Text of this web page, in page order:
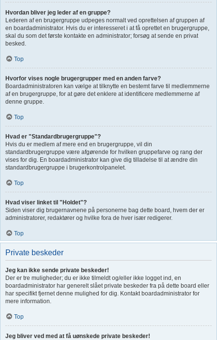
Hvordan bliver jeg leder af en gruppe?
Lederen af en brugergruppe udpeges normalt ved oprettelsen af gruppen af
en boardadministrator. Hvis du er interesseret i at få oprettet en brugergruppe,
skal du som det første kontakte en administrator; forsøg at sende en privat
besked.
Top
Hvorfor vises nogle brugergrupper med en anden farve?
Boardadministratoren kan vælge at tilknytte en bestemt farve til medlemmerne
af en brugergruppe, for at gøre det enklere at identificere medlemmerne af
denne gruppe.
Top
Hvad er "Standardbrugergruppe"?
Hvis du er medlem af mere end en brugergruppe, vil din
standardbrugergruppe være afgørende for hvilken gruppefarve og rang der
vises for dig. En boardadministrator kan give dig tilladelse til at ændre din
standardbrugergruppe i brugerkontrolpanelet.
Top
Hvad viser linket til "Holdet"?
Siden viser dig brugernavnene på personerne bag dette board, hvem der er
administratorer, redaktører og hvilke fora de hver især redigerer.
Top
Private beskeder
Jeg kan ikke sende private beskeder!
Der er tre muligheder; du er ikke tilmeldt og/eller ikke logget ind, en
boardadministrator har generelt slået private beskeder fra på dette board eller
har specifikt fjernet denne mulighed for dig. Kontakt boardadministrator for
mere information.
Top
Jeg bliver ved med at få uønskede private beskeder!